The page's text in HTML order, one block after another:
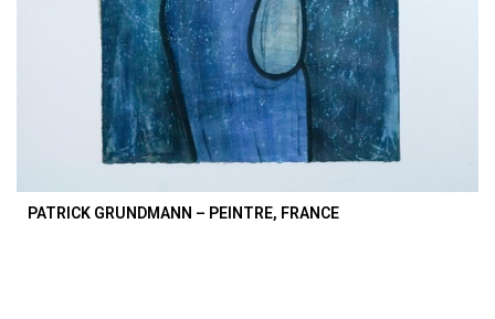
PATRICK GRUNDMANN – PEINTRE, FRANCE